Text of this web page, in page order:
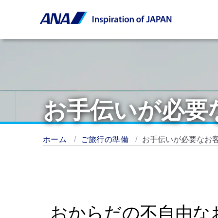
お手伝いが必要
ホーム ご旅行の準備 お手伝いが必要なお
おからだの不自由な